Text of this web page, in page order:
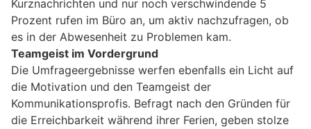
Kurznachrichten und nur noch verschwindende 5
Prozent rufen im Büro an, um aktiv nachzufragen, ob
es in der Abwesenheit zu Problemen kam.
Teamgeist im Vordergrund
Die Umfrageergebnisse werfen ebenfalls ein Licht auf
die Motivation und den Teamgeist der
Kommunikationsprofis. Befragt nach den Gründen für
die Erreichbarkeit während ihrer Ferien, geben stolze